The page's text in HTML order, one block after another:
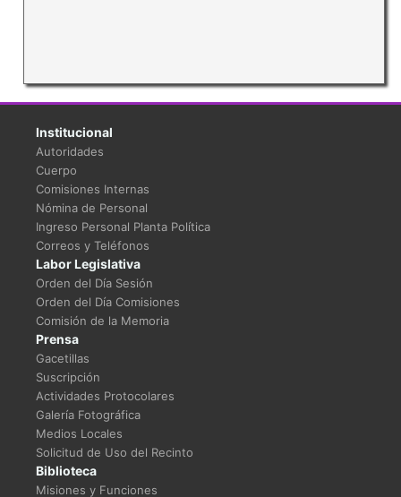
Institucional
Autoridades
Cuerpo
Comisiones Internas
Nómina de Personal
Ingreso Personal Planta Política
Correos y Teléfonos
Labor Legislativa
Orden del Día Sesión
Orden del Día Comisiones
Comisión de la Memoria
Prensa
Gacetillas
Suscripción
Actividades Protocolares
Galería Fotográfica
Medios Locales
Solicitud de Uso del Recinto
Biblioteca
Misiones y Funciones